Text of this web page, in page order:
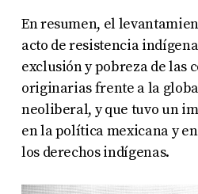
En resumen, el
acto de resistencia
exclusión y pobreza de las
originarias frente a la
neoliberal, y que tuvo un
en la política mexicana y
los derechos indígenas.